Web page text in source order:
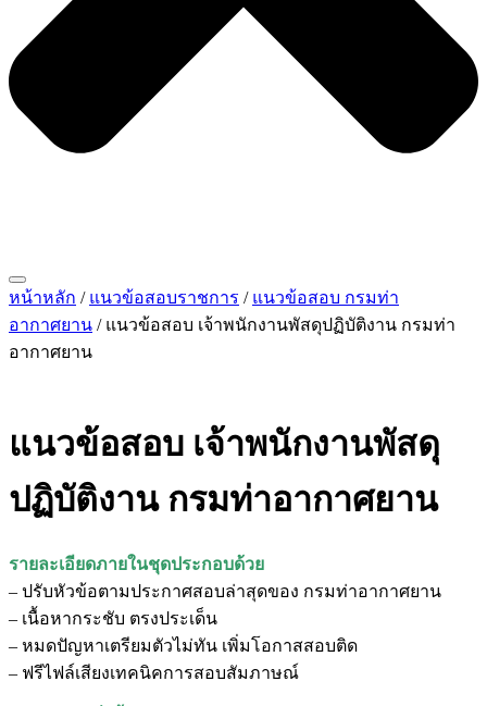
หน้าหลัก / แนวข้อสอบราชการ / แนวข้อสอบ กรมท่า
อากาศยาน / แนวข้อสอบ เจ้าพนักงานพัสดุปฏิบัติงาน กรมท่า
อากาศยาน
แนวข้อสอบ เจ้าพนักงานพัสดุ
ปฏิบัติงาน กรมท่าอากาศยาน
รายละเอียดภายในชุดประกอบด้วย
– ปรับหัวข้อตามประกาศสอบล่าสุดของ กรมท่าอากาศยาน
– เนื้อหากระชับ ตรงประเด็น
– หมดปัญหาเตรียมตัวไม่ทัน เพิ่มโอกาสสอบติด
– ฟรีไฟล์เสียงเทคนิคการสอบสัมภาษณ์